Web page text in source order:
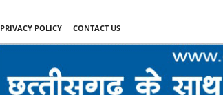
PRIVACY POLICY CONTACT US